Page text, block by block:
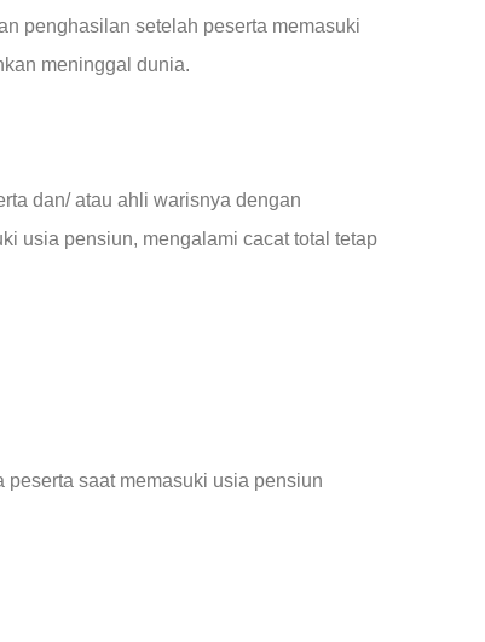
penghasilan setelah peserta memasuki
meninggal dunia.
dan/ atau ahli warisnya dengan
usia pensiun, mengalami cacat total tetap
saat memasuki usia pensiun